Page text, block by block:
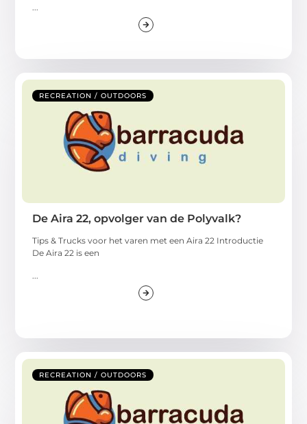
...
RECREATION / OUTDOORS
De Aira 22, opvolger van de Polyvalk?
Tips & Trucks voor het varen met een Aira 22 Introductie
De Aira 22 is een
RECREATION / OUTDOORS